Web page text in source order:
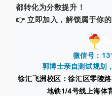
都转化为分数提升！
👉 立即加入，解锁属于你的
微信号：
郭博士亲自测试规划
徐汇飞洲校区：徐汇区零陵
地铁1/4号线上海体